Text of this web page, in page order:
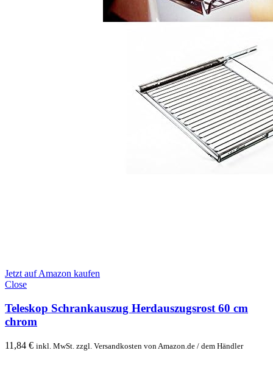
Jetzt auf Amazon kaufen
Close
Teleskop Schrankauszug Herdauszugsrost 60 cm
chrom
11,84 € inkl. MwSt. zzgl. Versandkosten von Amazon.de / dem Händler